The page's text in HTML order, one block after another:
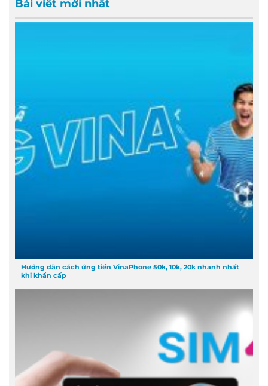
Bài viết mới nhất
Hướng dẫn cách ứng tiền VinaPhone 50k, 10k, 20k nhanh nhất
khi khẩn cấp